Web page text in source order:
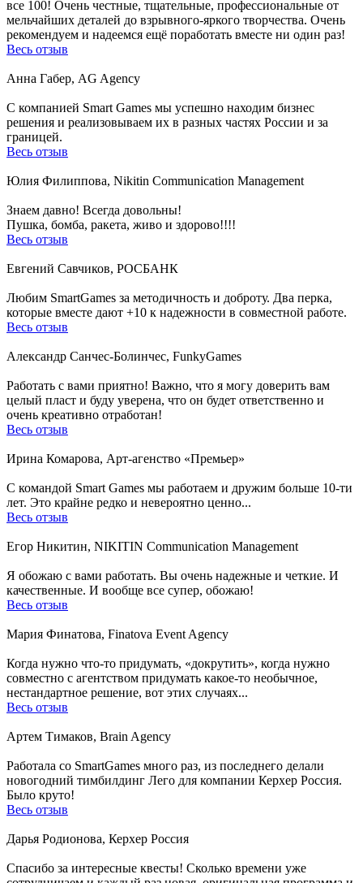
все 100! Очень честные, тщательные, профессиональные от
мельчайших деталей до взрывного-яркого творчества. Очень
рекомендуем и надеемся ещё поработать вместе ни один раз!
Весь отзыв
Анна Габер, AG Agency
С компанией Smart Games мы успешно находим бизнес
решения и реализовываем их в разных частях России и за
границей.
Весь отзыв
Юлия Филиппова, Nikitin Communication Management
Знаем давно! Всегда довольны!
Пушка, бомба, ракета, живо и здорово!!!!
Весь отзыв
Евгений Савчиков, РОСБАНК
Любим SmartGames за методичность и доброту. Два перка,
которые вместе дают +10 к надежности в совместной работе.
Весь отзыв
Александр Санчес-Болинчес, FunkyGames
Работать с вами приятно! Важно, что я могу доверить вам
целый пласт и буду уверена, что он будет ответственно и
очень креативно отработан!
Весь отзыв
Ирина Комарова, Арт-агенство «Премьер»
C командой Smart Games мы работаем и дружим больше 10-ти
лет. Это крайне редко и невероятно ценно...
Весь отзыв
Егор Никитин, NIKITIN Communication Management
Я обожаю с вами работать. Вы очень надежные и четкие. И
качественные. И вообще все супер, обожаю!
Весь отзыв
Мария Финатова, Finatova Event Agency
Когда нужно что-то придумать, «докрутить», когда нужно
совместно с агентством придумать какое-то необычное,
нестандартное решение, вот этих случаях...
Весь отзыв
Артем Тимаков, Brain Agency
Работала со SmartGames много раз, из последнего делали
новогодний тимбилдинг Лего для компании Керхер Россия.
Было круто!
Весь отзыв
Дарья Родионова, Керхер Россия
Спасибо за интересные квесты! Сколько времени уже